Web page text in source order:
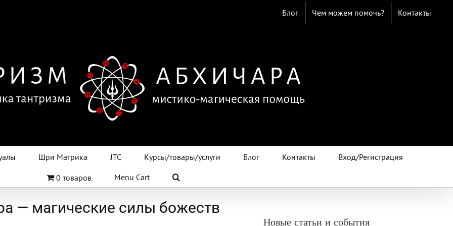
Блог Чем можем помочь? Контакты
Шри Матрика JTC Курсы/товары/услуги Блог Контакты Вход/Регистрация
0 товаров Menu Cart
— магические силы божеств
Новые статьи и события